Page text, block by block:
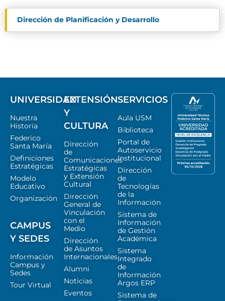
Dirección de Planificación y Desarrollo
UNIVERSIDAD
Nuestra
Historia
Federico
Santa María
Definiciones
Estratégicas
Modelo
Educativo
Organización
CAMPUS
Y SEDES
Información
Campus y
Sedes
Tour Virtual
EXTENSIÓN
Y
CULTURA
Dirección
de
Comunicaciones
Estratégicas
y Extensión
Cultural
Dirección
General de
Vinculación
con el
Medio
Dirección
de Asuntos
Internacionales
Alumni
Noticias
Eventos
SERVICIOS
Aula USM
Biblioteca
Portal de
Autoservicio
Institucional
Dirección
de
Tecnologías
de la
Información
Sistema de
Información
de Gestión
Académica
Sistema
Integrado
de
Información
Argos ERP
Sistema de